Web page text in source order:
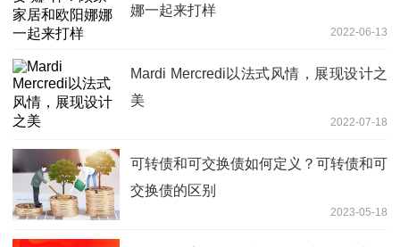
娜一起来打样
2022-06-13
Mardi Mercredi以法式风情，展现设计之
美
2022-07-18
可转债和可交换债如何定义？可转债和可
交换债的区别
2023-05-18